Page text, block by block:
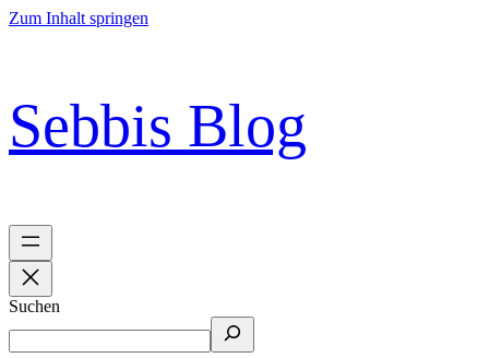
Zum Inhalt springen
Sebbis Blog
Suchen